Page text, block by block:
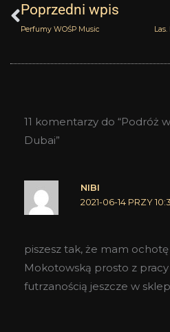
Poprzedni wpis
Perfumy WOŚP Music
11 komentarzy do “Podróż
Dubai”
NIBI
2021-06-14 PRZY
piszesz tak, że mam
Mokotowską prosto z pracy
futrzanością jeszcze w